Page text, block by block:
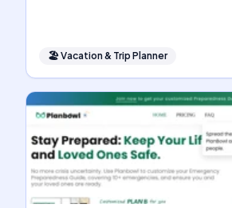
🏖Vacation & Trip Planner